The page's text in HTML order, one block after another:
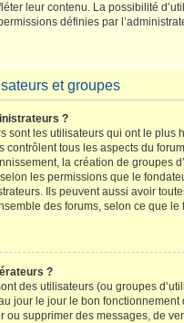
leur contenu. La possibilité
définies par
et groupes
?
sont les utilisateurs qui ont le plus
contrôlent tous les aspects du
la création de groupes
les permissions que le
Ils peuvent aussi avoir
des forums, selon ce que
?
des utilisateurs (ou groupes
jour le jour le bon fonctionnement
ou supprimer des messages, de